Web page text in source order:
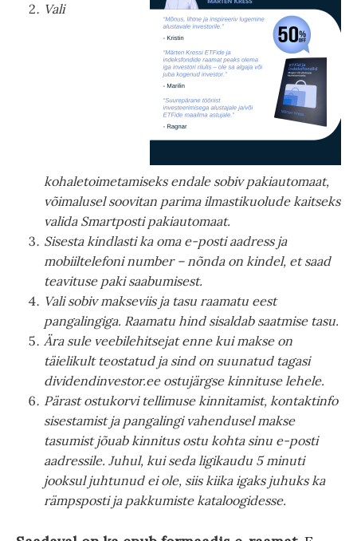
Vali
kohaletoimetamiseks endale sobiv pakiautomaat,
võimalusel soovitan parima ilmastikuolude kaitseks
valida Smartposti pakiautomaat.
Sisesta kindlasti ka oma e-posti aadress ja
mobiiltelefoni number – nõnda on kindel, et saad
teavituse paki saabumisest.
Vali sobiv makseviis ja tasu raamatu eest
pangalingiga. Raamatu hind sisaldab saatmise tasu.
Ära sule veebilehitsejat enne kui makse on
täielikult teostatud ja sind on suunatud tagasi
dividendinvestor.ee ostujärgse kinnituse lehele.
Pärast ostukorvi tellimuse kinnitamist, kontaktinfo
sisestamist ja pangalingi vahendusel makse
tasumist jõuab kinnitus ostu kohta sinu e-posti
aadressile. Juhul, kui seda ligikaudu 5 minuti
jooksul juhtunud ei ole, siis kiika igaks juhuks ka
rämpsposti ja pakkumiste kataloogidesse.